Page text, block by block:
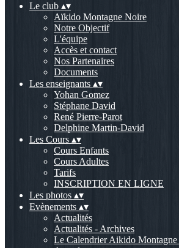
Le club ▴▾
Aïkido Montagne Noire
Notre Objectif
L'équipe
Accès et contact
Nos Partenaires
Documents
Les enseignants ▴▾
Yohan Gomez
Stéphane David
René Pierre-Parot
Delphine Martin-David
Les Cours ▴▾
Cours Enfants
Cours Adultes
Tarifs
INSCRIPTION EN LIGNE
Les photos ▴▾
Evènements ▴▾
Actualités
Actualités - Archives
Le Calendrier Aikido